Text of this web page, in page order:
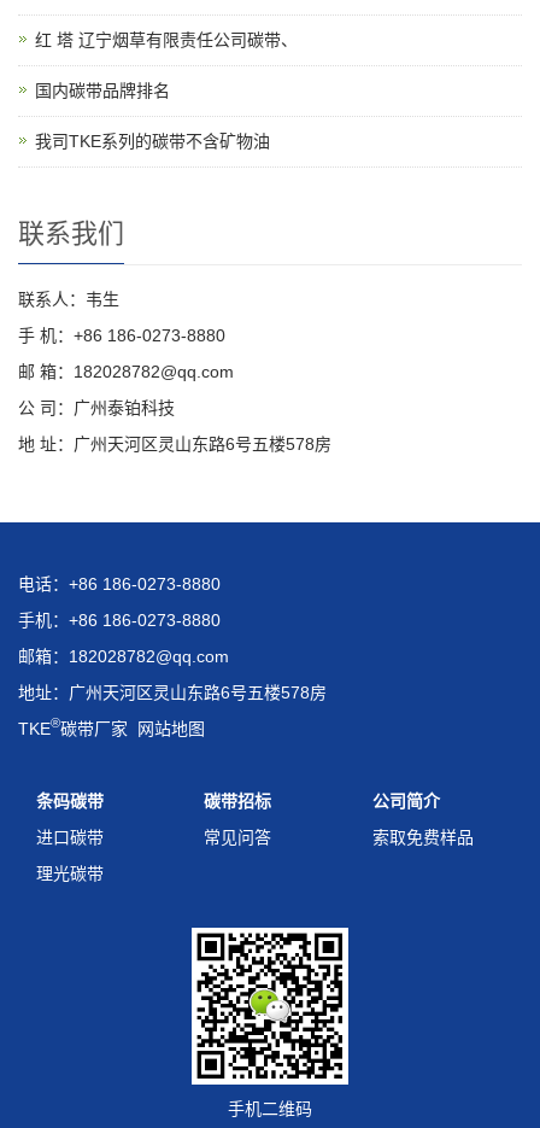
红 塔 辽宁烟草有限责任公司碳带、
国内碳带品牌排名
我司TKE系列的碳带不含矿物油
联系我们
联系人：韦生
手 机：+86 186-0273-8880
邮 箱：182028782@qq.com
公 司：广州泰铂科技
地 址：广州天河区灵山东路6号五楼578房
电话：+86 186-0273-8880
手机：+86 186-0273-8880
邮箱：182028782@qq.com
地址：广州天河区灵山东路6号五楼578房
TKE®碳带厂家 网站地图
条码碳带
进口碳带
理光碳带
碳带招标
常见问答
公司简介
索取免费样品
手机二维码